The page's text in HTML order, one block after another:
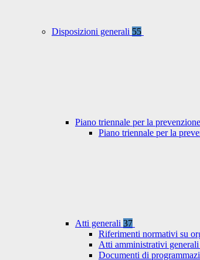
Disposizioni generali 55
Piano triennale per la
Piano triennale per la
Atti generali 37
Riferimenti normativi su
Atti amministrativi generali
Documenti di